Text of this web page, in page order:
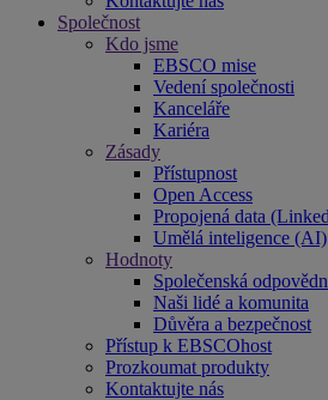
Společnost
Kdo jsme
EBSCO mise
Vedení společnosti
Kanceláře
Kariéra
Zásady
Přístupnost
Open Access
Propojená data
Umělá inteligence (AI)
Hodnoty
Společenská
Naši lidé a komunita
Důvěra a bezpečnost
Přístup k EBSCOhost
Prozkoumat produkty
Kontaktujte nás